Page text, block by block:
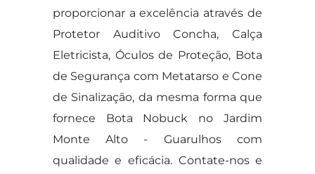
proporcionar a excelência através de
Protetor Auditivo Concha, Calça
Eletricista, Óculos de Proteção, Bota
de Segurança com Metatarso e Cone
de Sinalização, da mesma forma que
fornece Bota Nobuck no Jardim
Monte Alto - Guarulhos com
qualidade e eficácia. Contate-nos e